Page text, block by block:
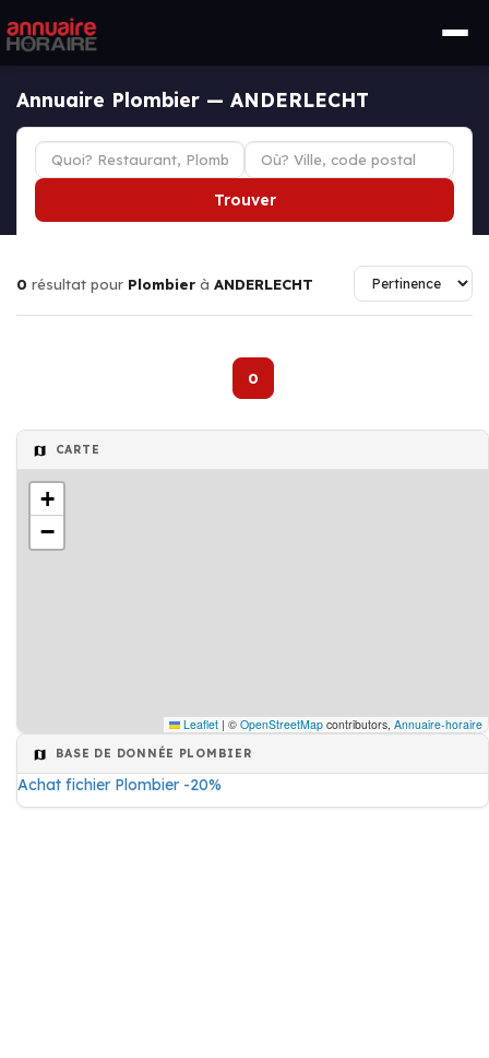
Annuaire Plombier — ANDERLECHT
Trouver
0 résultat pour Plombier à ANDERLECHT
0
CARTE
+
−
Leaflet | © OpenStreetMap contributors, Annuaire-horaire
BASE DE DONNÉE PLOMBIER
Achat fichier Plombier -20%